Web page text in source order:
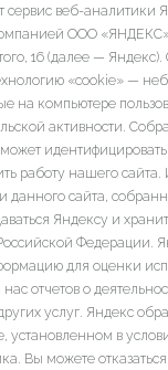
сервис веб-аналитики
ООО «ЯНДЕКС»,
16 (далее —
«cookie» —
на компьютере
активности.
работу нашего
данного сайта,
Яндексу и
Федерации.
для оценки
отчетов о
услуг. Яндекс
установленном в
Вы можете